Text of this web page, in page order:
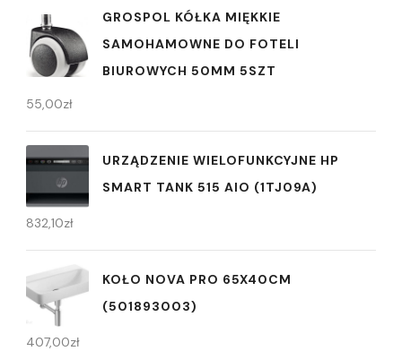
GROSPOL KÓŁKA MIĘKKIE
SAMOHAMOWNE DO FOTELI
BIUROWYCH 50MM 5SZT
55,00zł
URZĄDZENIE WIELOFUNKCYJNE HP
SMART TANK 515 AIO (1TJ09A)
832,10zł
KOŁO NOVA PRO 65X40CM
(501893003)
407,00zł